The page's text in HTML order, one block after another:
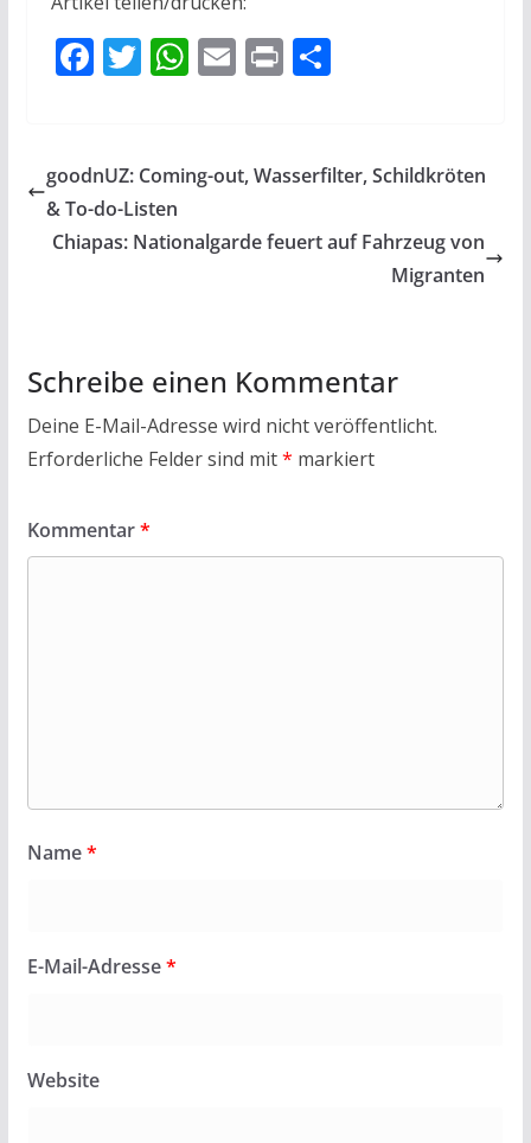
F
b
o
o
T
er
W
s
p
E
l
PrT
n
goodnUZ: Coming-out, Wasserfilter, Schildkröten
& To-do-Listen
Chiapas: Nationalgarde feuert auf Fahrzeug von
Migranten
Schreibe einen Kommentar
Deine E-Mail-Adresse wird nicht veröffentlicht.
Erforderliche Felder sind mit* markiert
Kommentar*
Name*
E-Mail-Adresse*
Website